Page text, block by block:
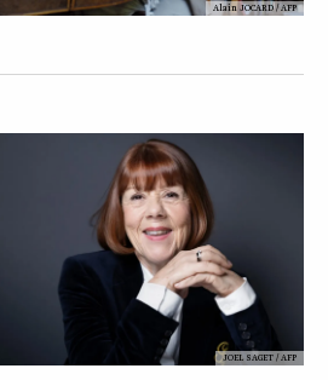
Alain JOCARD / AFP
JOEL SAGET / AFP